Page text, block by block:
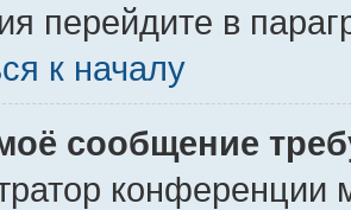
перейдите в
к началу
сообщение
конференции